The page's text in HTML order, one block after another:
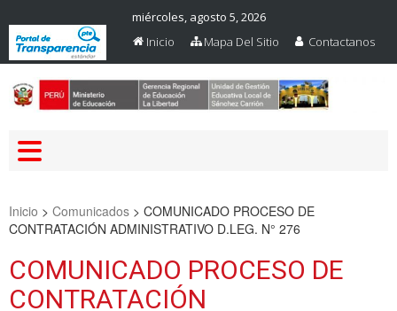
miércoles, agosto 5, 2026
Inicio
Mapa Del Sitio Contactanos
Inicio > Comunicados > COMUNICADO PROCESO DE
CONTRATACIÓN ADMINISTRATIVO D.LEG. N° 276
COMUNICADO PROCESO DE
CONTRATACIÓN